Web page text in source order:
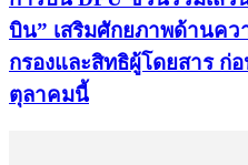
บิน” เสริมศักยภาพด้านคว
กรองและสิทธิผู้โดยสาร ก่
ตุลาคมนี้